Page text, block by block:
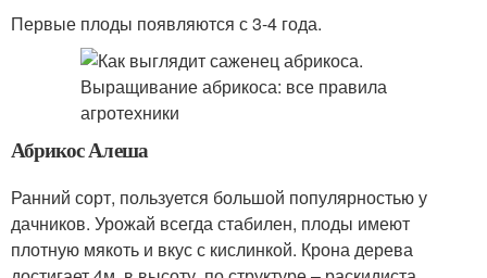
Первые плоды появляются с 3-4 года.
Абрикос Алеша
Ранний сорт, пользуется большой популярностью у
дачников. Урожай всегда стабилен, плоды имеют
плотную мякоть и вкус с кислинкой. Крона дерева